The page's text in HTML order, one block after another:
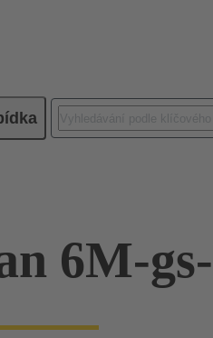
Průmyslové konektory / Han®
6M-